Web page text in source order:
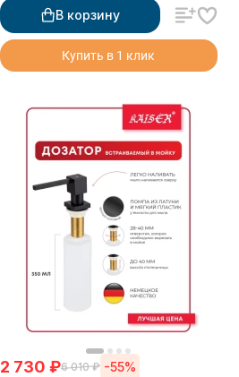
В корзину
Купить в 1 клик
2 730 ₽6 010 ₽ -55%